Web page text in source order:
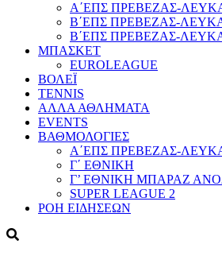
Α΄ΕΠΣ ΠΡΕΒΕΖΑΣ-
Β΄ΕΠΣ ΠΡΕΒΕΖΑΣ-
Β΄ΕΠΣ ΠΡΕΒΕΖΑΣ-
ΜΠΑΣΚΕΤ
EUROLEAGUE
ΒΟΛΕΪ
TENNIS
ΑΛΛΑ ΑΘΛΗΜΑΤΑ
EVENTS
ΒΑΘΜΟΛΟΓΙΕΣ
Α΄ΕΠΣ ΠΡΕΒΕΖΑΣ-
Γ΄ ΕΘΝΙΚΗ
Γ’ ΕΘΝΙΚΗ ΜΠΑΡΑΖ
SUPER LEAGUE 2
ΡΟΗ ΕΙΔΗΣΕΩΝ